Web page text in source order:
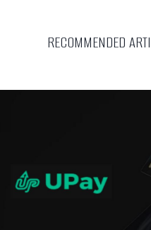
RECOMMENDED